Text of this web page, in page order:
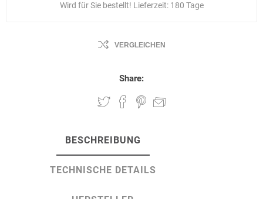
Wird für Sie bestellt! Lieferzeit: 180 Tage
VERGLEICHEN
Share:
BESCHREIBUNG
TECHNISCHE DETAILS